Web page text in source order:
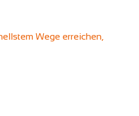
Wege erreichen,